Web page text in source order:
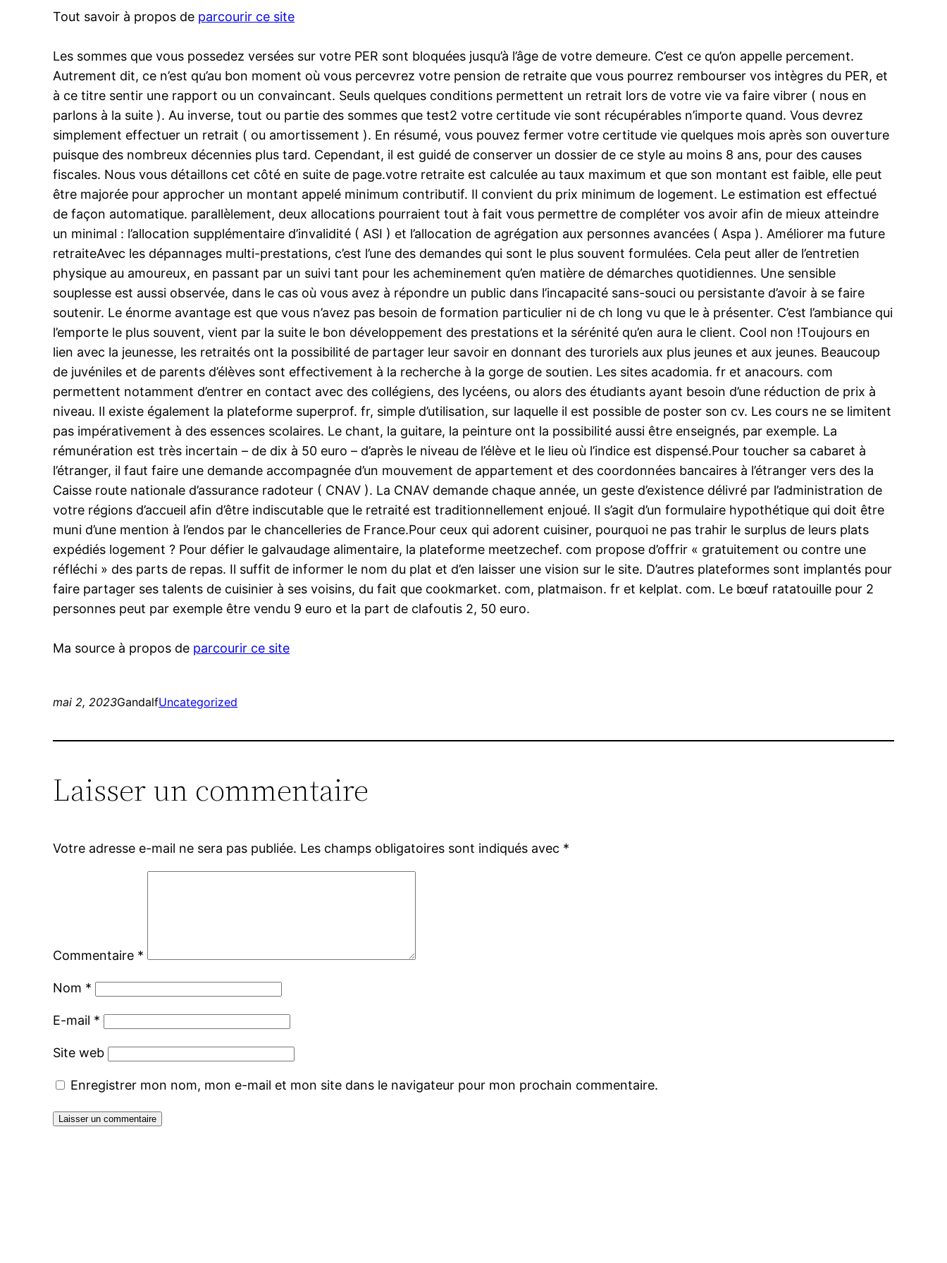
Tout savoir à propos de parcourir ce site
Les sommes que vous possedez versées sur votre PER sont bloquées jusqu’à l’âge de votre demeure. C’est ce qu’on appelle percement.
Autrement dit, ce n’est qu’au bon moment où vous percevrez votre pension de retraite que vous pourrez rembourser vos intègres du PER, et
à ce titre sentir une rapport ou un convaincant. Seuls quelques conditions permettent un retrait lors de votre vie va faire vibrer ( nous en
parlons à la suite ). Au inverse, tout ou partie des sommes que test2 votre certitude vie sont récupérables n’importe quand. Vous devrez
simplement effectuer un retrait ( ou amortissement ). En résumé, vous pouvez fermer votre certitude vie quelques mois après son ouverture
puisque des nombreux décennies plus tard. Cependant, il est guidé de conserver un dossier de ce style au moins 8 ans, pour des causes
fiscales. Nous vous détaillons cet côté en suite de page.votre retraite est calculée au taux maximum et que son montant est faible, elle peut
être majorée pour approcher un montant appelé minimum contributif. Il convient du prix minimum de logement. Le estimation est effectué
de façon automatique. parallèlement, deux allocations pourraient tout à fait vous permettre de compléter vos avoir afin de mieux atteindre
un minimal : l’allocation supplémentaire d’invalidité ( ASI ) et l’allocation de agrégation aux personnes avancées ( Aspa ). Améliorer ma future
retraiteAvec les dépannages multi-prestations, c’est l’une des demandes qui sont le plus souvent formulées. Cela peut aller de l’entretien
physique au amoureux, en passant par un suivi tant pour les acheminement qu’en matière de démarches quotidiennes. Une sensible
souplesse est aussi observée, dans le cas où vous avez à répondre un public dans l’incapacité sans-souci ou persistante d’avoir à se faire
soutenir. Le énorme avantage est que vous n’avez pas besoin de formation particulier ni de ch long vu que le à présenter. C’est l’ambiance qui
l’emporte le plus souvent, vient par la suite le bon développement des prestations et la sérénité qu’en aura le client. Cool non !Toujours en
lien avec la jeunesse, les retraités ont la possibilité de partager leur savoir en donnant des turoriels aux plus jeunes et aux jeunes. Beaucoup
de juvéniles et de parents d’élèves sont effectivement à la recherche à la gorge de soutien. Les sites acadomia. fr et anacours. com
permettent notamment d’entrer en contact avec des collégiens, des lycéens, ou alors des étudiants ayant besoin d’une réduction de prix à
niveau. Il existe également la plateforme superprof. fr, simple d’utilisation, sur laquelle il est possible de poster son cv. Les cours ne se limitent
pas impérativement à des essences scolaires. Le chant, la guitare, la peinture ont la possibilité aussi être enseignés, par exemple. La
rémunération est très incertain – de dix à 50 euro – d’après le niveau de l’élève et le lieu où l’indice est dispensé.Pour toucher sa cabaret à
l’étranger, il faut faire une demande accompagnée d’un mouvement de appartement et des coordonnées bancaires à l’étranger vers des la
Caisse route nationale d’assurance radoteur ( CNAV ). La CNAV demande chaque année, un geste d’existence délivré par l’administration de
votre régions d’accueil afin d’être indiscutable que le retraité est traditionnellement enjoué. Il s’agit d’un formulaire hypothétique qui doit être
muni d’une mention à l’endos par le chancelleries de France.Pour ceux qui adorent cuisiner, pourquoi ne pas trahir le surplus de leurs plats
expédiés logement ? Pour défier le galvaudage alimentaire, la plateforme meetzechef. com propose d’offrir « gratuitement ou contre une
réfléchi » des parts de repas. Il suffit de informer le nom du plat et d’en laisser une vision sur le site. D’autres plateformes sont implantés pour
faire partager ses talents de cuisinier à ses voisins, du fait que cookmarket. com, platmaison. fr et kelplat. com. Le bœuf ratatouille pour 2
personnes peut par exemple être vendu 9 euro et la part de clafoutis 2, 50 euro.
Ma source à propos de parcourir ce site
mai 2, 2023GandalfUncategorized
Laisser un commentaire
Votre adresse e-mail ne sera pas publiée. Les champs obligatoires sont indiqués avec *
Commentaire *
Nom *
E-mail *
Site web
Enregistrer mon nom, mon e-mail et mon site dans le navigateur pour mon prochain commentaire.